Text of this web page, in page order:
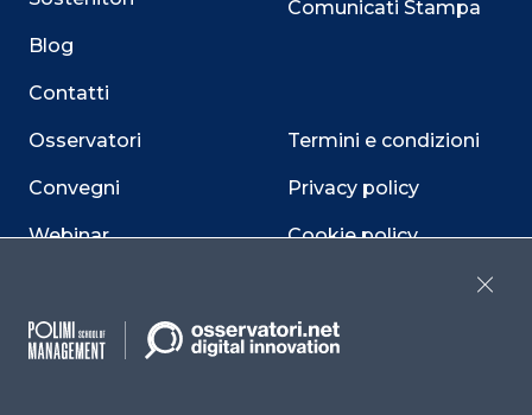
Blog
Contatti
Osservatori
Convegni
Webinar
Comunicati Stampa
Termini e condizioni
Privacy policy
Cookie policy
Dichiarazione di
accessibilità